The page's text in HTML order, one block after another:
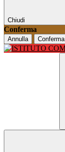
Chiudi
Conferma
Annulla Conferma